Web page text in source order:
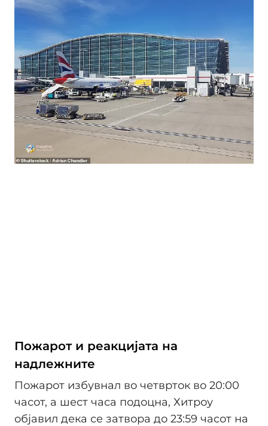
Пожарот и реакцијата на
надлежните
Пожарот избувнал во четврток во 20:00
часот, а шест часа подоцна, Хитроу
објавил дека се затвора до 23:59 часот на